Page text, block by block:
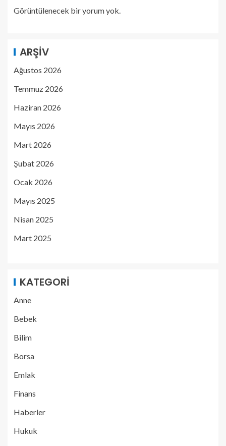
Görüntülenecek bir yorum yok.
ARŞIV
Ağustos 2026
Temmuz 2026
Haziran 2026
Mayıs 2026
Mart 2026
Şubat 2026
Ocak 2026
Mayıs 2025
Nisan 2025
Mart 2025
KATEGORI
Anne
Bebek
Bilim
Borsa
Emlak
Finans
Haberler
Hukuk